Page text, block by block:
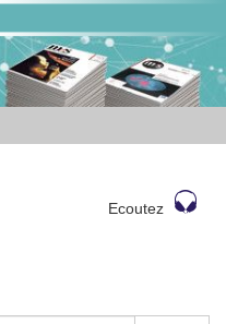
Ecoutez